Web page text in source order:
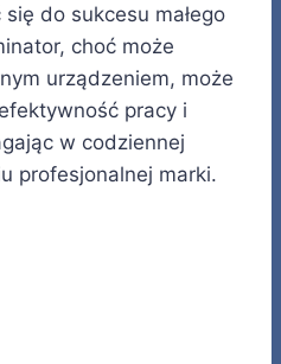
do sukcesu małego
choć może
urządzeniem, może
pracy i
w codziennej
profesjonalnej marki.